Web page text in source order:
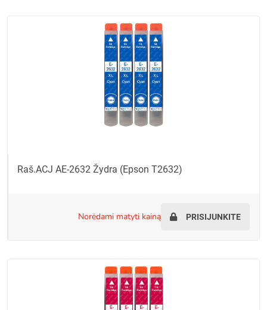
Raš.ACJ AE-2632 Žydra (Epson T2632)
norėdami matyti kainą PRISIJUNKITE